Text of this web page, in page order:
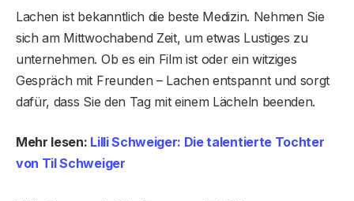
Lachen ist bekanntlich die beste Medizin. Nehmen Sie
sich am Mittwochabend Zeit, um etwas Lustiges zu
unternehmen. Ob es ein Film ist oder ein witziges
Gespräch mit Freunden – Lachen entspannt und sorgt
dafür, dass Sie den Tag mit einem Lächeln beenden.
Mehr lesen: Lilli Schweiger: Die talentierte Tochter
von Til Schweiger